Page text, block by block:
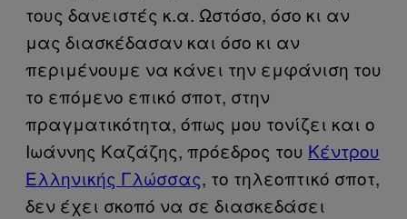
τους δανειστές κ.α. Ωστόσο, όσο κι αν
μας διασκέδασαν και όσο κι αν
περιμένουμε να κάνει την εμφάνιση του
το επόμενο επικό σποτ, στην
πραγματικότητα, όπως μου τονίζει και ο
Ιωάννης Καζάζης, πρόεδρος του Κέντρου
Ελληνικής Γλώσσας, το τηλεοπτικό σποτ,
δεν έχει σκοπό να σε διασκεδάσει